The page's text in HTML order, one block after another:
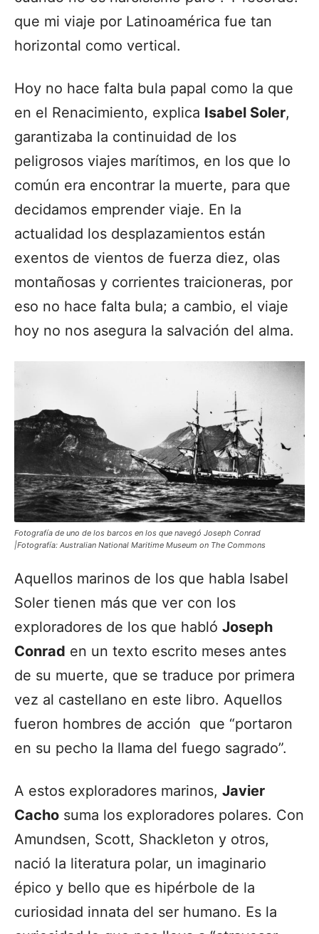
que mi viaje por Latinoamérica fue tan
horizontal como vertical.
Hoy no hace falta bula papal como la que
en el Renacimiento, explica Isabel Soler,
garantizaba la continuidad de los
peligrosos viajes marítimos, en los que lo
común era encontrar la muerte, para que
decidamos emprender viaje. En la
actualidad los desplazamientos están
exentos de vientos de fuerza diez, olas
montañosas y corrientes traicioneras, por
eso no hace falta bula; a cambio, el viaje
hoy no nos asegura la salvación del alma.
Fotografía de uno de los barcos en los que navegó Joseph Conrad
|Fotografía: Australian National Maritime Museum on The Commons
Aquellos marinos de los que habla Isabel
Soler tienen más que ver con los
exploradores de los que habló Joseph
Conrad en un texto escrito meses antes
de su muerte, que se traduce por primera
vez al castellano en este libro. Aquellos
fueron hombres de acción que “portaron
en su pecho la llama del fuego sagrado”.
A estos exploradores marinos, Javier
Cacho suma los exploradores polares. Con
Amundsen, Scott, Shackleton y otros,
nació la literatura polar, un imaginario
épico y bello que es hipérbole de la
curiosidad innata del ser humano. Es la